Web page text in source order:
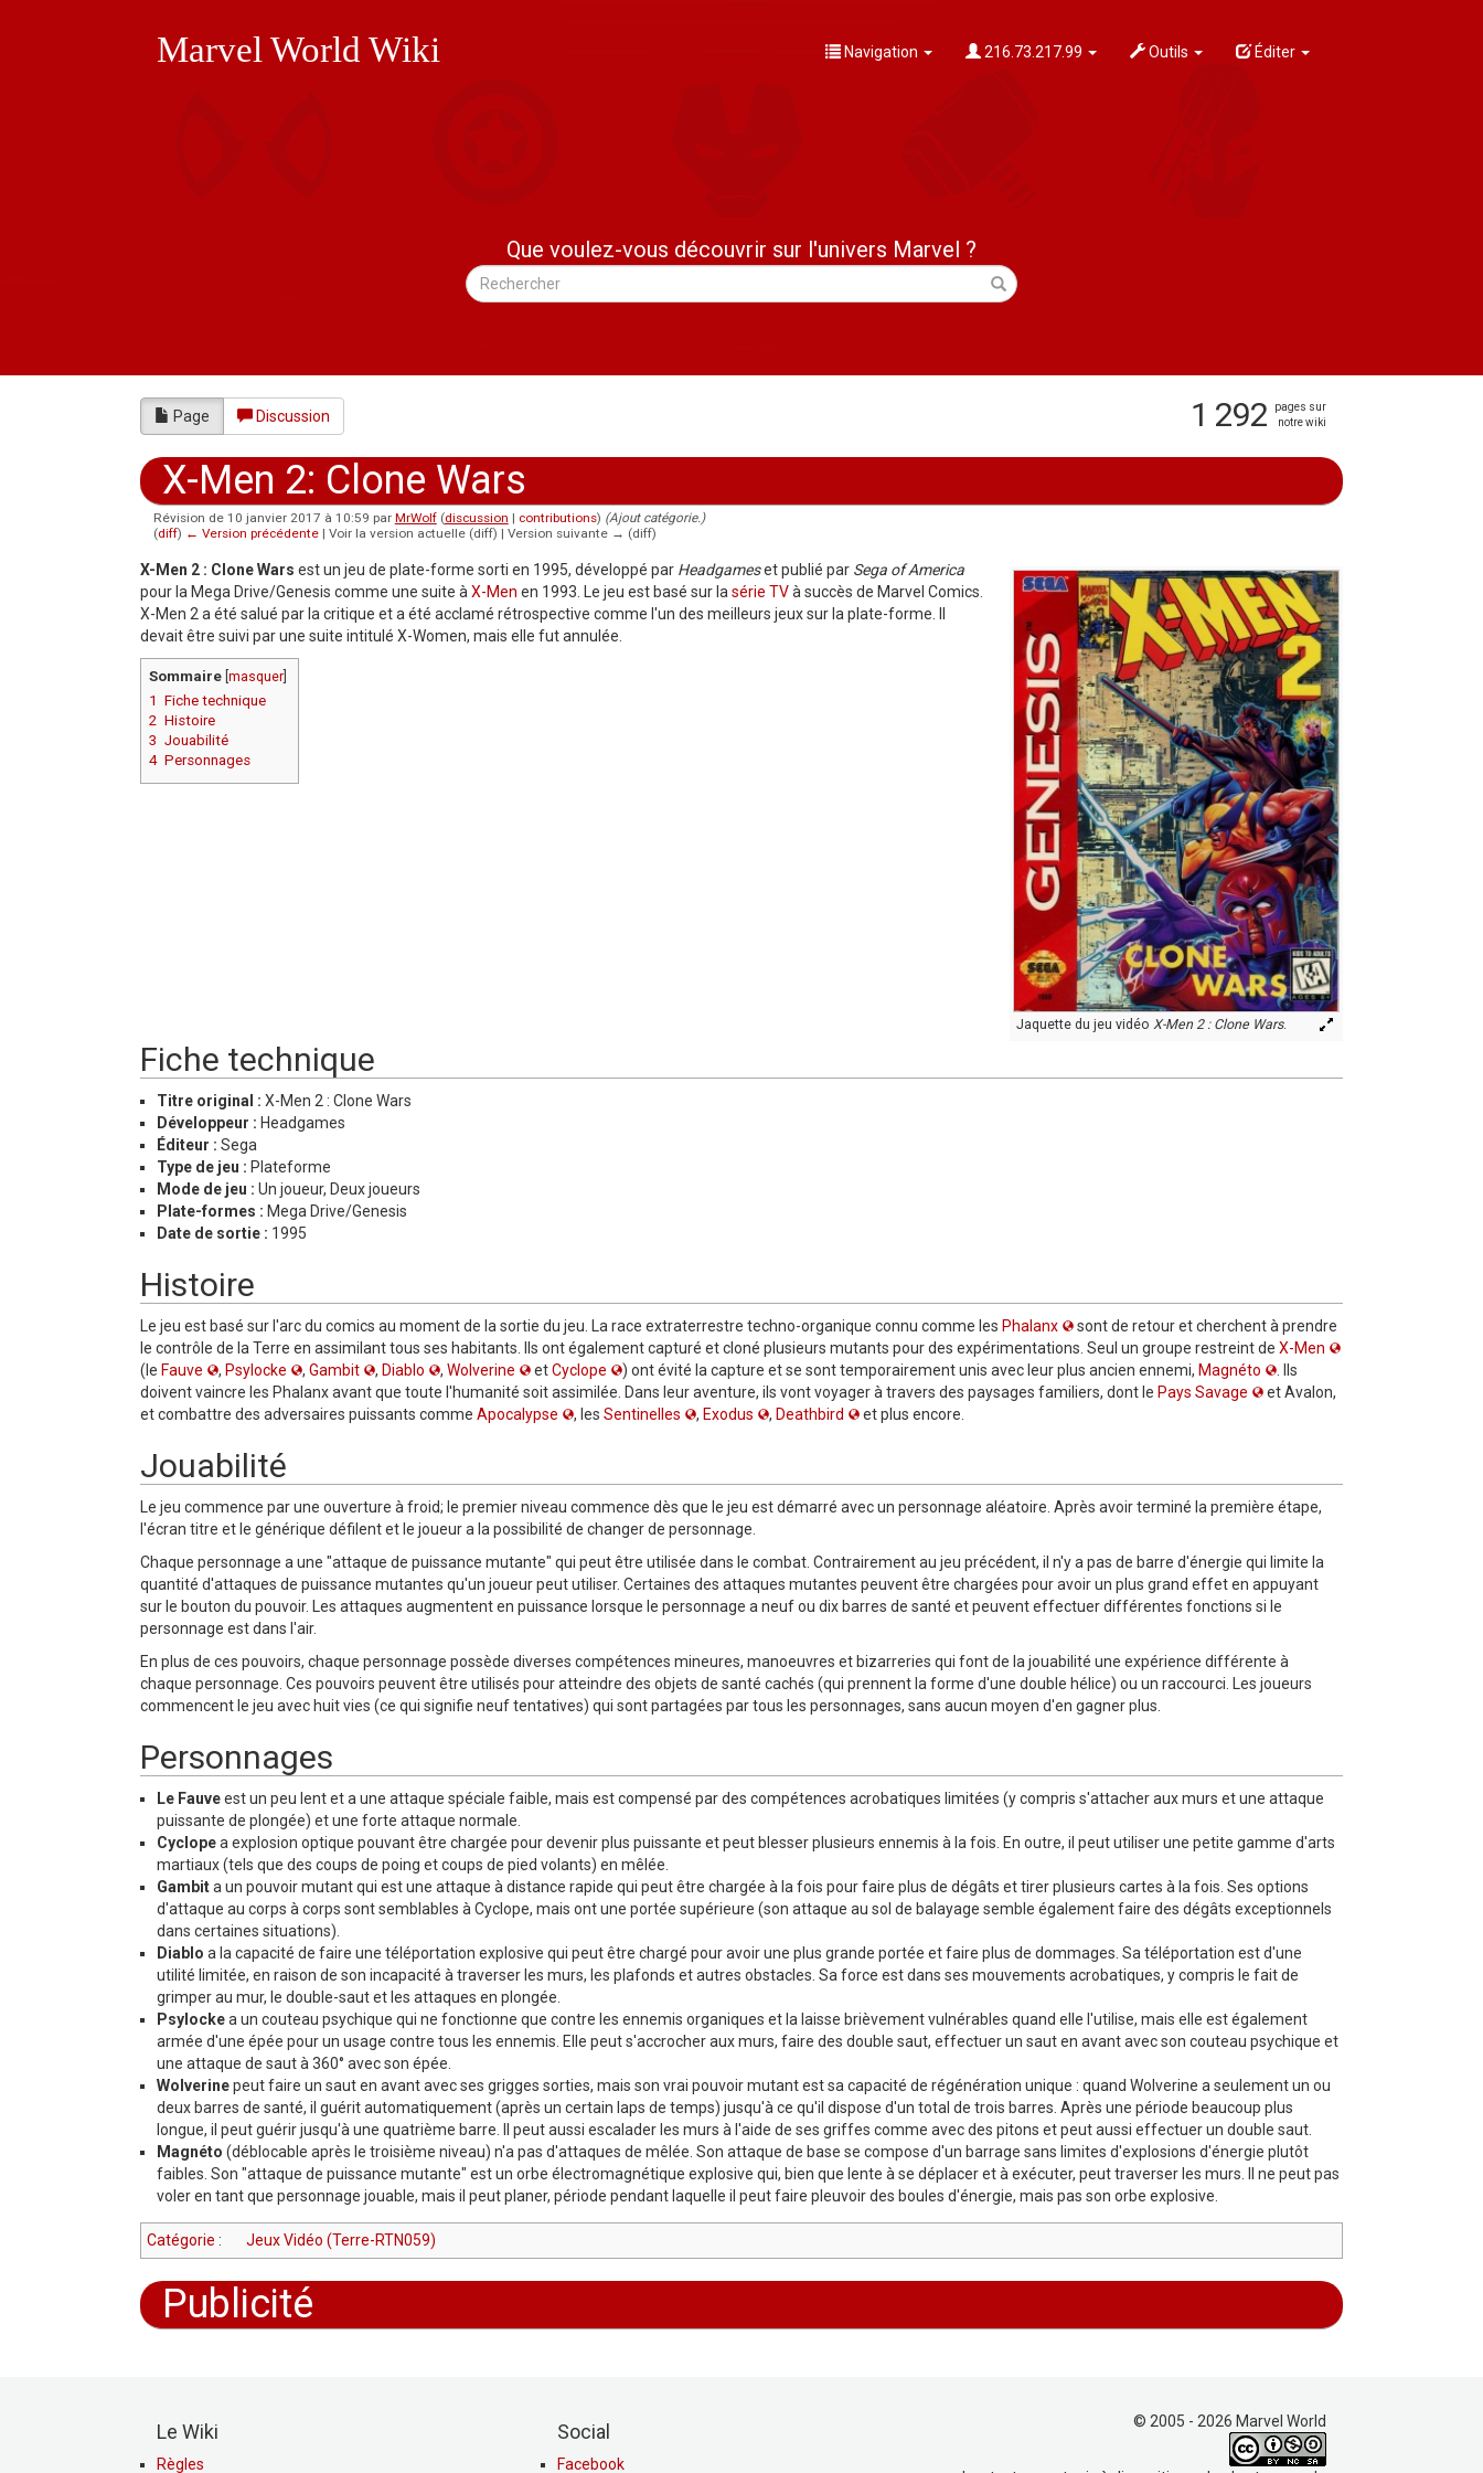
Marvel World Wiki Navigation 216.73.217.99 Outils Éditer
Que voulez-vous découvrir sur l'univers Marvel ?
Page Discussion 1 292
pages sur
notre wiki
X-Men 2: Clone Wars
Révision de 10 janvier 2017 à 10:59 par MrWolf (discussion | contributions) (Ajout catégorie.)
(diff) ← Version précédente| Voir la version actuelle (diff) | Version suivante → (diff)
Jaquette du jeu vidéo X-Men 2 : Clone Wars.
X-Men 2 : Clone Wars est un jeu de plate-forme sorti en 1995, développé par Headgameset publié par Sega of America
pour la Mega Drive/Genesis comme une suite à X-Men en 1993. Le jeu est basé sur la série TVà succès de Marvel Comics.
X-Men 2 a été salué par la critique et a été acclamé rétrospective comme l'un des meilleurs jeux sur la plate-forme. Il
devait être suivi par une suite intitulé X-Women, mais elle fut annulée.
Sommaire masquer
1 Fiche technique
2 Histoire
3 Jouabilité
4 Personnages
Fiche technique
Titre original : X-Men 2 : Clone Wars
Développeur : Headgames
Éditeur : Sega
Type de jeu : Plateforme
Mode de jeu : Un joueur, Deux joueurs
Plate-formes : Mega Drive/Genesis
Date de sortie : 1995
Histoire
Le jeu est basé sur l'arc du comics au moment de la sortie du jeu. La race extraterrestre techno-organique connu comme les Phalanx
sont de retour et cherchent à prendre
le contrôle de la Terre en assimilant tous ses habitants. Ils ont également capturé et cloné plusieurs mutants pour des expérimentations. Seul un groupe restreint de X-Men
(le Fauve , Psylocke , Gambit , Diablo , Wolverine etCyclope ) ont évité la capture et se sont temporairement unis avec leur plus ancien ennemi, Magnéto
. Ils
doivent vaincre les Phalanx avant que toute l'humanité soit assimilée. Dans leur aventure, ils vont voyager à travers des paysages familiers, dont le Pays Savage
et Avalon,
et combattre des adversaires puissants comme Apocalypse , les Sentinelles , Exodus , Deathbird et plus encore.
Jouabilité
Le jeu commence par une ouverture à froid; le premier niveau commence dès que le jeu est démarré avec un personnage aléatoire. Après avoir terminé la première étape,
l'écran titre et le générique défilent et le joueur a la possibilité de changer de personnage.
Chaque personnage a une "attaque de puissance mutante" qui peut être utilisée dans le combat. Contrairement au jeu précédent, il n'y a pas de barre d'énergie qui limite la
quantité d'attaques de puissance mutantes qu'un joueur peut utiliser. Certaines des attaques mutantes peuvent être chargées pour avoir un plus grand effet en appuyant
sur le bouton du pouvoir. Les attaques augmentent en puissance lorsque le personnage a neuf ou dix barres de santé et peuvent effectuer différentes fonctions si le
personnage est dans l'air.
En plus de ces pouvoirs, chaque personnage possède diverses compétences mineures, manoeuvres et bizarreries qui font de la jouabilité une expérience différente à
chaque personnage. Ces pouvoirs peuvent être utilisés pour atteindre des objets de santé cachés (qui prennent la forme d'une double hélice) ou un raccourci. Les joueurs
commencent le jeu avec huit vies (ce qui signifie neuf tentatives) qui sont partagées par tous les personnages, sans aucun moyen d'en gagner plus.
Personnages
Le Fauveest un peu lent et a une attaque spéciale faible, mais est compensé par des compétences acrobatiques limitées (y compris s'attacher aux murs et une attaque
puissante de plongée) et une forte attaque normale.
Cyclopea explosion optique pouvant être chargée pour devenir plus puissante et peut blesser plusieurs ennemis à la fois. En outre, il peut utiliser une petite gamme d'arts
martiaux (tels que des coups de poing et coups de pied volants) en mêlée.
Gambita un pouvoir mutant qui est une attaque à distance rapide qui peut être chargée à la fois pour faire plus de dégâts et tirer plusieurs cartes à la fois. Ses options
d'attaque au corps à corps sont semblables à Cyclope, mais ont une portée supérieure (son attaque au sol de balayage semble également faire des dégâts exceptionnels
dans certaines situations).
Diablo a la capacité de faire une téléportation explosive qui peut être chargé pour avoir une plus grande portée et faire plus de dommages. Sa téléportation est d'une
utilité limitée, en raison de son incapacité à traverser les murs, les plafonds et autres obstacles. Sa force est dans ses mouvements acrobatiques, y compris le fait de
grimper au mur, le double-saut et les attaques en plongée.
Psylockea un couteau psychique qui ne fonctionne que contre les ennemis organiques et la laisse brièvement vulnérables quand elle l'utilise, mais elle est également
armée d'une épée pour un usage contre tous les ennemis. Elle peut s'accrocher aux murs, faire des double saut, effectuer un saut en avant avec son couteau psychique et
une attaque de saut à 360° avec son épée.
Wolverinepeut faire un saut en avant avec ses grigges sorties, mais son vrai pouvoir mutant est sa capacité de régénération unique : quand Wolverine a seulement un ou
deux barres de santé, il guérit automatiquement (après un certain laps de temps) jusqu'à ce qu'il dispose d'un total de trois barres. Après une période beaucoup plus
longue, il peut guérir jusqu'à une quatrième barre. Il peut aussi escalader les murs à l'aide de ses griffes comme avec des pitons et peut aussi effectuer un double saut.
Magnéto (déblocable après le troisième niveau) n'a pas d'attaques de mêlée. Son attaque de base se compose d'un barrage sans limites d'explosions d'énergie plutôt
faibles. Son "attaque de puissance mutante" est un orbe électromagnétique explosive qui, bien que lente à se déplacer et à exécuter, peut traverser les murs. Il ne peut pas
voler en tant que personnage jouable, mais il peut planer, période pendant laquelle il peut faire pleuvoir des boules d'énergie, mais pas son orbe explosive.
Catégorie : Jeux Vidéo (Terre-RTN059)
Publicité
Le Wiki
Règles
Social
Facebook
© 2005 - 2026 Marvel World